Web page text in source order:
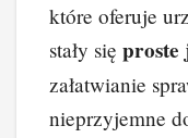
które oferuje
stały się
załatwianie
nieprzyjemne